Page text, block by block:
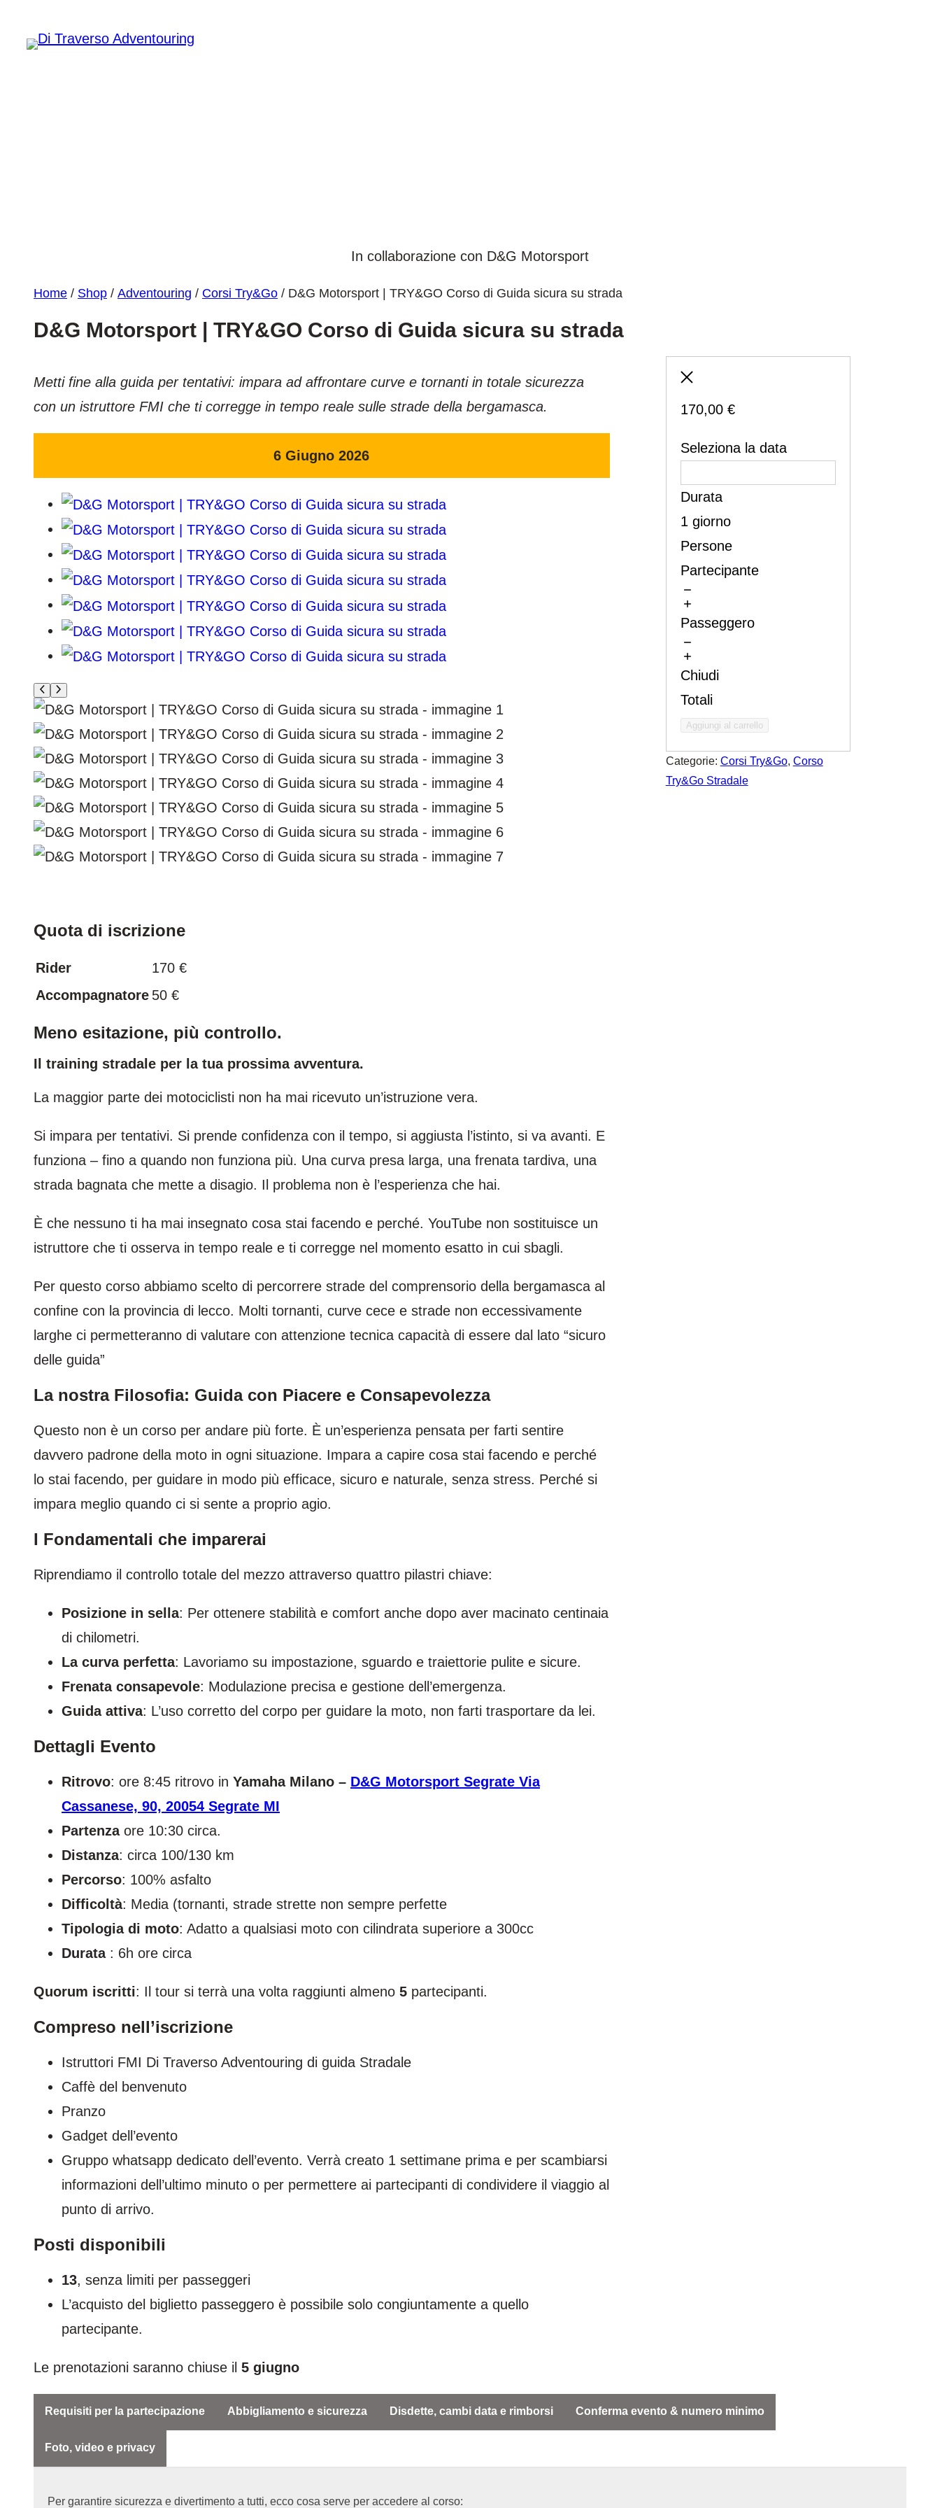
In collaborazione con D&G Motorsport
Home / Shop / Adventouring / Corsi Try&Go / D&G Motorsport | TRY&GO Corso di Guida sicura su strada
D&G Motorsport | TRY&GO Corso di Guida sicura su strada
Metti fine alla guida per tentativi: impara ad affrontare curve e tornanti in totale sicurezza
con un istruttore FMI che ti corregge in tempo reale sulle strade della bergamasca.
6 Giugno 2026
Quota di iscrizione
Rider
170 €
Accompagnatore 50 €
Meno esitazione, più controllo.
Il training stradale per la tua prossima avventura.
La maggior parte dei motociclisti non ha mai ricevuto un’istruzione vera.
Si impara per tentativi. Si prende confidenza con il tempo, si aggiusta l’istinto, si va avanti. E
funziona – fino a quando non funziona più. Una curva presa larga, una frenata tardiva, una
strada bagnata che mette a disagio. Il problema non è l’esperienza che hai.
È che nessuno ti ha mai insegnato cosa stai facendo e perché. YouTube non sostituisce un
istruttore che ti osserva in tempo reale e ti corregge nel momento esatto in cui sbagli.
Per questo corso abbiamo scelto di percorrere strade del comprensorio della bergamasca al
confine con la provincia di lecco. Molti tornanti, curve cece e strade non eccessivamente
larghe ci permetteranno di valutare con attenzione tecnica capacità di essere dal lato “sicuro
delle guida”
La nostra Filosofia: Guida con Piacere e Consapevolezza
Questo non è un corso per andare più forte. È un’esperienza pensata per farti sentire
davvero padrone della moto in ogni situazione. Impara a capire cosa stai facendo e perché
lo stai facendo, per guidare in modo più efficace, sicuro e naturale, senza stress. Perché si
impara meglio quando ci si sente a proprio agio.
I Fondamentali che imparerai
Riprendiamo il controllo totale del mezzo attraverso quattro pilastri chiave:
Posizione in sella: Per ottenere stabilità e comfort anche dopo aver macinato centinaia
di chilometri.
La curva perfetta: Lavoriamo su impostazione, sguardo e traiettorie pulite e sicure.
Frenata consapevole: Modulazione precisa e gestione dell’emergenza.
Guida attiva: L’uso corretto del corpo per guidare la moto, non farti trasportare da lei.
Dettagli Evento
Ritrovo: ore 8:45 ritrovo in Yamaha Milano – D&G Motorsport Segrate Via
Cassanese, 90, 20054 Segrate MI
Partenzaore 10:30 circa.
Distanza: circa 100/130 km
Percorso: 100% asfalto
Difficoltà: Media (tornanti, strade strette non sempre perfette
Tipologia di moto: Adatto a qualsiasi moto con cilindrata superiore a 300cc
Durata: 6h ore circa
Quorum iscritti: Il tour si terrà una volta raggiunti almeno 5 partecipanti.
Compreso nell’iscrizione
Istruttori FMI Di Traverso Adventouring di guida Stradale
Caffè del benvenuto
Pranzo
Gadget dell’evento
Gruppo whatsapp dedicato dell’evento. Verrà creato 1 settimane prima e per scambiarsi
informazioni dell’ultimo minuto o per permettere ai partecipanti di condividere il viaggio al
punto di arrivo.
Posti disponibili
13, senza limiti per passeggeri
L’acquisto del biglietto passeggero è possibile solo congiuntamente a quello
partecipante.
Le prenotazioni saranno chiuse il 5 giugno
170,00 €
Seleziona la data
Durata
1 giorno
Persone
Partecipante
Passeggero
Chiudi
Totali
Aggiungi al carrello
Categorie: Corsi Try&Go, Corso
Try&Go Stradale
Requisiti per la partecipazione Abbigliamento e sicurezza Disdette, cambi data e rimborsi Conferma evento & numero minimo
Foto, video e privacy
Per garantire sicurezza e divertimento a tutti, ecco cosa serve per accedere al corso: